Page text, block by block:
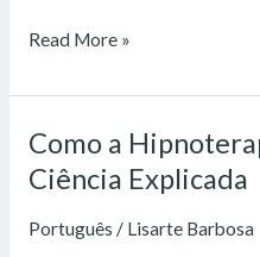
Read More »
Como a
Ciência Explicada
Português / Lisarte Barbosa
Como
a
Hipnoterapia
Funciona: